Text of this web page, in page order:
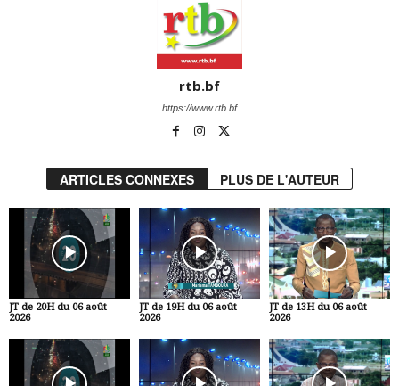
rtb.bf
https://www.rtb.bf
ARTICLES CONNEXES PLUS DE L'AUTEUR
JT de 20H du 06 août
2026
JT de 19H du 06 août
2026
JT de 13H du 06 août
2026